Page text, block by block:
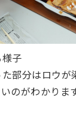
子
部分はロウが
のがわかります